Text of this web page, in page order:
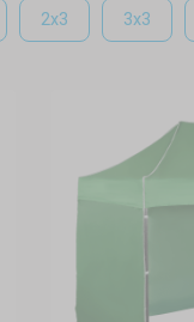
Poate fi adăpostul
fi și acoperișul
foarte solidă și
- intră în
și accesoriul
2x3 3x3